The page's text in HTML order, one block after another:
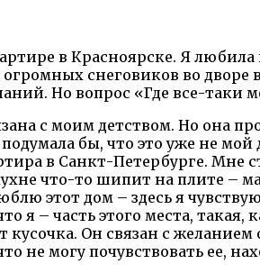
в Красноярске. Я
снеговиков во дворе
Но вопрос «Где все-таки
с моим детством. Но она
бы, что это уже не
в Санкт-Петербурге. Мне
что-то шипит на плите –
этот дом – здесь я
я – часть этого места,
Он связан с
не могу почувствовать ее,